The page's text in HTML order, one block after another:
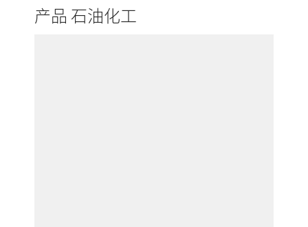
产品 石油化工